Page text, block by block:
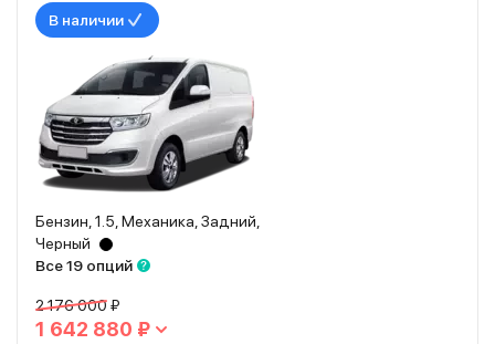
В наличии
Бензин, 1.5, Механика, Задний,
Черный
Все 19 опций
2 176 000 ₽
1 642 880 ₽